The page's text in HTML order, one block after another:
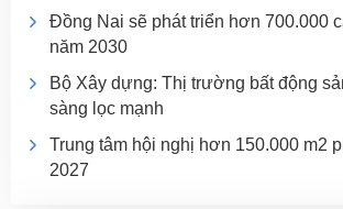
Đồng Nai sẽ phát triển hơn 700.000
năm 2030
Bộ Xây dựng: Thị trường bất động
sàng lọc mạnh
Trung tâm hội nghị hơn 150.000 m2
2027